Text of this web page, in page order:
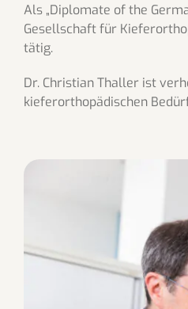
Als „Diplomate of the
Gesellschaft für
tätig.
Dr. Christian Thaller ist
kieferorthopädischen